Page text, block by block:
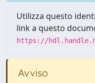
Utilizza questo
link a questo
https://
Avviso